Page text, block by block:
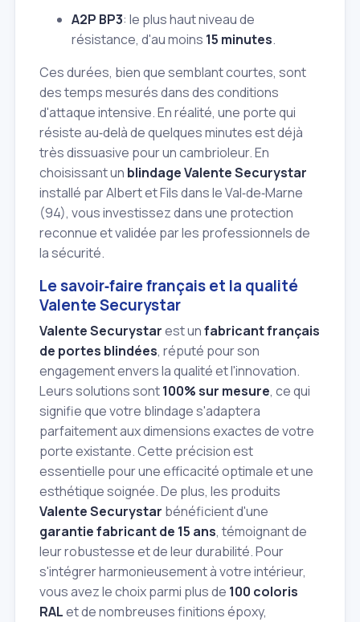
A2P BP3: le plus haut niveau de
résistance, d'au moins 15 minutes.
Ces durées, bien que semblant courtes, sont
des temps mesurés dans des conditions
d'attaque intensive. En réalité, une porte qui
résiste au‑delà de quelques minutes est déjà
très dissuasive pour un cambrioleur. En
choisissant un blindage Valente Securystar
installé par Albert et Fils dans le Val‑de‑Marne
(94), vous investissez dans une protection
reconnue et validée par les professionnels de
la sécurité.
Le savoir‑faire français et la qualité
Valente Securystar
Valente Securystarest unfabricant français
de portes blindées, réputé pour son
engagement envers la qualité et l'innovation.
Leurs solutions sont100% sur mesure, ce qui
signifie que votre blindage s'adaptera
parfaitement aux dimensions exactes de votre
porte existante. Cette précision est
essentielle pour une efficacité optimale et une
esthétique soignée. De plus, les produits
Valente Securystar bénéficient d'une
garantie fabricant de 15 ans, témoignant de
leur robustesse et de leur durabilité. Pour
s'intégrer harmonieusement à votre intérieur,
vous avez le choix parmi plus de 100 coloris
RALet de nombreuses finitions époxy,